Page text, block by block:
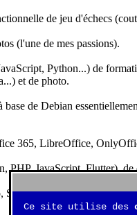
de jeu d'échecs
(l'une de mes passions).
Python...) de
et de photo.
de Debian
365, LibreOffice,
PHP, JavaScript,
Scrabble...), mais aussi
Ce site utilise des